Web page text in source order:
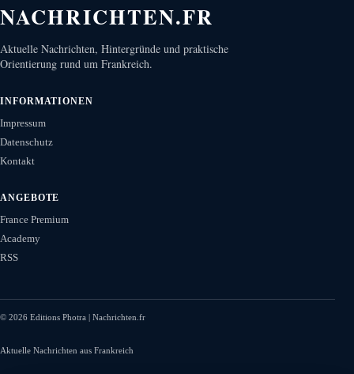
NACHRICHTEN.FR
Aktuelle Nachrichten, Hintergründe und praktische
Orientierung rund um Frankreich.
INFORMATIONEN
Impressum
Datenschutz
Kontakt
ANGEBOTE
France Premium
Academy
RSS
© 2026 Editions Photra | Nachrichten.fr
Aktuelle Nachrichten aus Frankreich